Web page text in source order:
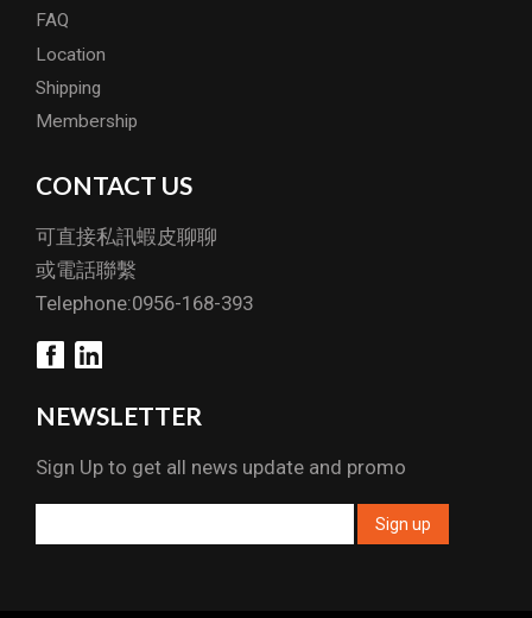
FAQ
Location
Shipping
Membership
CONTACT US
可直接私訊蝦皮聊聊
或電話聯繫
Telephone:0956-168-393
NEWSLETTER
Sign Up to get all news update and promo